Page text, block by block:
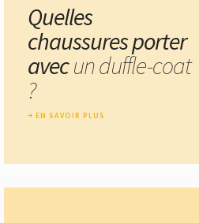
Quelles
chaussures porter
avecun duffle-coat
?
EN SAVOIR PLUS